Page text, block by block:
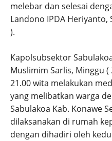
melebar dan selesai
Landono IPDA Heriyanto,
).
Kapolsubsektor
Muslimim Sarlis, Minggu
21.00 wita melakukan
yang melibatkan warga
Sabulakoa Kab. Konawe
dilaksanakan di rumah
dengan dihadiri oleh